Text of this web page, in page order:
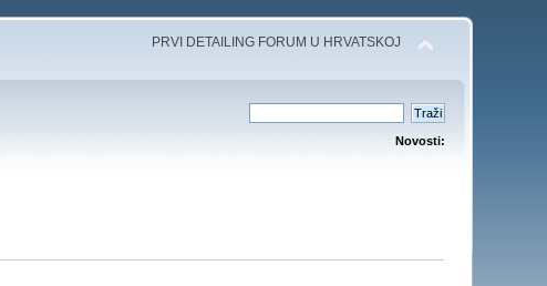
PRVI DETAILING FORUM U HRVATSKOJ
Novosti: